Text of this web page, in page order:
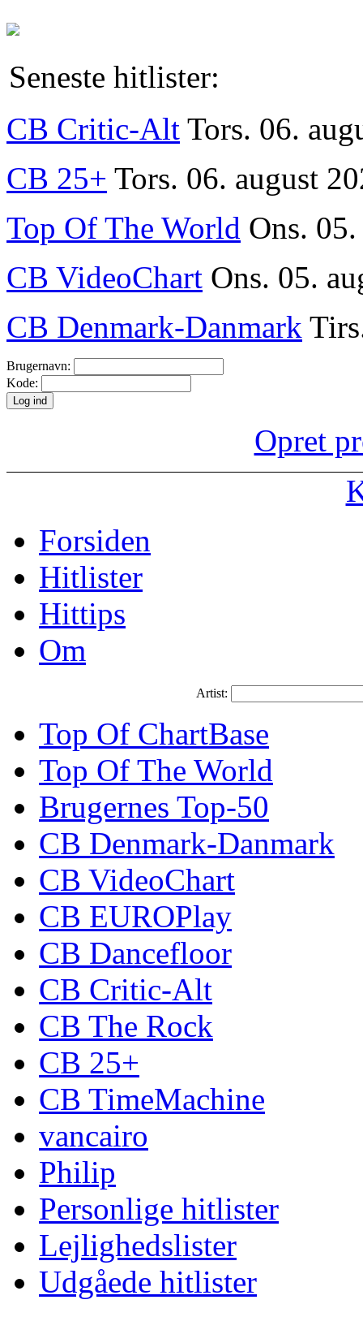
Seneste hitlister:
CB Critic-Alt Tors. 06.
CB 25+ Tors. 06. august
Top Of The World Ons.
CB VideoChart Ons. 05.
CB Denmark-Danmark
Brugernavn:
Kode:
Opret
Forsiden
Hitlister
Hittips
Om
Artist:
Top Of ChartBase
Top Of The World
Brugernes Top-50
CB Denmark-Danmark
CB VideoChart
CB EUROPlay
CB Dancefloor
CB Critic-Alt
CB The Rock
CB 25+
CB TimeMachine
vancairo
Philip
Personlige hitlister
Lejlighedslister
Udgåede hitlister